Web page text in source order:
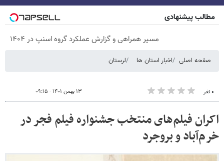
مطالب پیشنهادی
مسیر همراهی و گزارش عملکرد گروه اسنپ در ۱۴۰۴
صفحه اصلی اخبار استان ها لرستان
۰ نفر ۱۳ بهمن ۱۴۰۱ - ۰۹:۱۵
اکران فیلم‌های منتخب جشنواره فیلم فجر در
خرم‌آباد و بروجرد